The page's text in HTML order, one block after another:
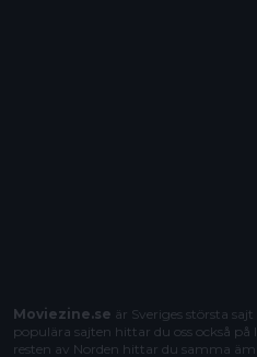
Moviezine.se är Sveriges största
populära sajten hittar du oss också på
resten av Norden hittar du samma